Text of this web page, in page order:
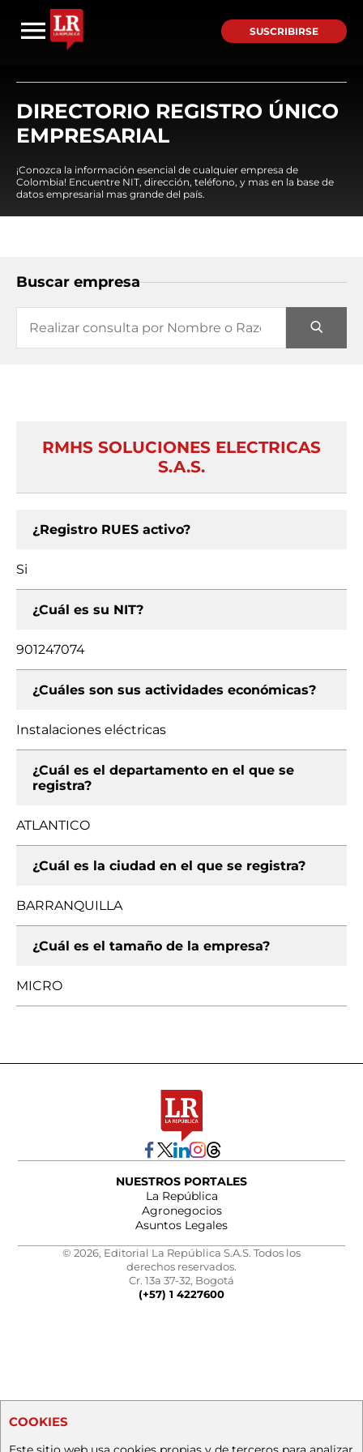
SUSCRIBIRSE
DIRECTORIO REGISTRO ÚNICO
EMPRESARIAL
¡Conozca la información esencial de cualquier empresa de
Colombia! Encuentre NIT, dirección, teléfono, y mas en la base de
datos empresarial mas grande del país.
Buscar empresa
RMHS SOLUCIONES ELECTRICAS
S.A.S.
¿Registro RUES activo?
Si
¿Cuál es su NIT?
901247074
¿Cuáles son sus actividades económicas?
Instalaciones eléctricas
¿Cuál es el departamento en el que se
registra?
ATLANTICO
¿Cuál es la ciudad en el que se registra?
BARRANQUILLA
¿Cuál es el tamaño de la empresa?
MICRO
NUESTROS PORTALES
La República
Agronegocios
Asuntos Legales
© 2026, Editorial La República S.A.S. Todos los
derechos reservados.
Cr. 13a 37-32, Bogotá
(+57) 1 4227600
COOKIES